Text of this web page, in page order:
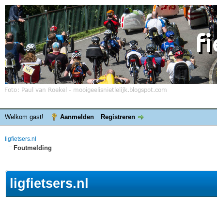
Welkom gast! Aanmelden Registreren
ligfietsers.nl
Foutmelding
ligfietsers.nl